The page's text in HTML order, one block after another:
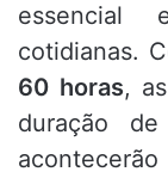
essencial
cotidianas.
60 horas,
duração